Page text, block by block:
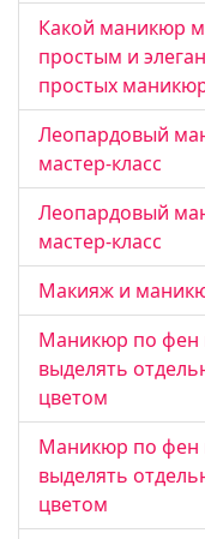
Какой маникюр
простым и
простых
Леопардовый
мастер-класс
Леопардовый
мастер-класс
Макияж и
Маникюр по фен
выделять
цветом
Маникюр по фен
выделять
цветом